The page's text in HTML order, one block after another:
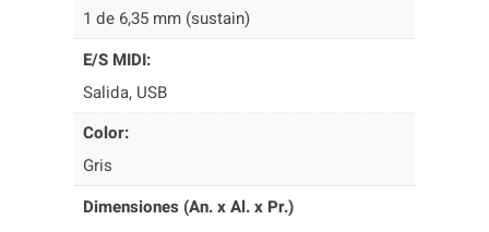
1 de 6,35 mm (sustain)
E/S MIDI:
Salida, USB
Color:
Gris
Dimensiones (An. x Al. x Pr.)